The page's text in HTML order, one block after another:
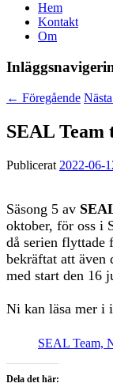
Hem
Kontakt
Om
← Föregående Nästa
SEAL
Publicerat 2022-06-
Säsong 5 av
oktober, för oss i
då serien flyttade
bekräftat att även
med start den 16
Ni kan läsa mer i
SEAL Team,
Dela det här: